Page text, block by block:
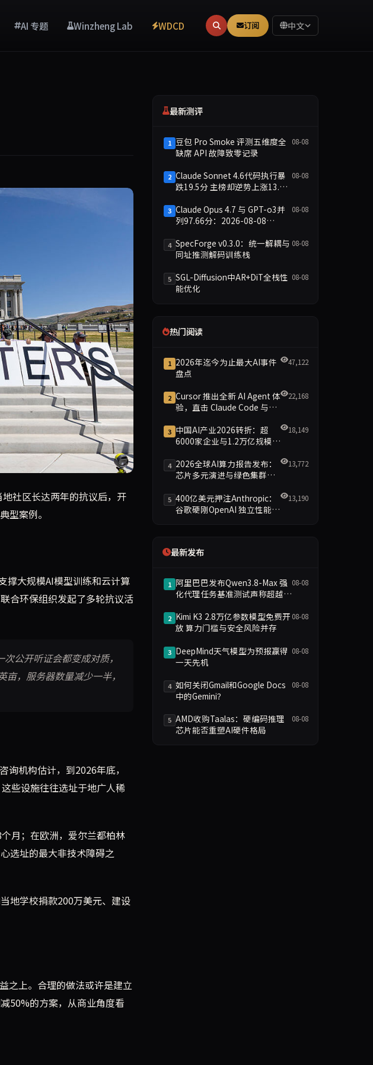
AI 专题 Winzheng Lab WDCD 订阅 中文
迫削减规模达50%。开发商坦言“我们惹恼了很多人”，并称在持续压力下“别无选
社区长达两年的抗议后，开
型案例。
撑大规模AI模型训练和云计算
合环保组织发起了多轮抗议活
公开听证会都变成对质，
，服务器数量减少一半，
机构估计，到2026年底，
些设施往往选址于地广人稀
月；在欧洲，爱尔兰都柏林
选址的最大非技术障碍之
地学校捐款200万美元、建设
之上。合理的做法或许是建立
50%的方案，从商业角度看
最新测评
1 豆包 Pro Smoke 评测五维度全
缺席 API 故障致零记录
08-08
2 Claude Sonnet 4.6代码执行暴
跌19.5分 主榜却逆势上涨13.8
08-08
3 Claude Opus 4.7 与 GPT-o3并
列97.66分：2026-08-08
08-08
4 SpecForge v0.3.0：统一解耦与
同址推测解码训练栈
08-08
5 SGL-Diffusion中AR+DiT全栈性
能优化
08-08
热门阅读
1 2026年迄今为止最大AI事件
盘点
47,122
2 Cursor 推出全新 AI Agent 体
验，直击 Claude Code 与
22,168
3 中国AI产业2026转折：超
6000家企业与1.2万亿规模引
18,149
4 2026全球AI算力报告发布：
芯片多元演进与绿色集群引
13,772
5 400亿美元押注Anthropic：
谷歌硬刚OpenAI 独立性能否
13,190
最新发布
1 阿里巴巴发布Qwen3.8-Max 强
化代理任务基准测试声称超越
08-08
2 Kimi K3 2.8万亿参数模型免费开
放 算力门槛与安全风险并存
08-08
3 DeepMind天气模型为预报赢得
一天先机
08-08
4 如何关闭Gmail和Google Docs
中的Gemini？
08-08
5 AMD收购Taalas：硬编码推理
芯片能否重塑AI硬件格局
08-08